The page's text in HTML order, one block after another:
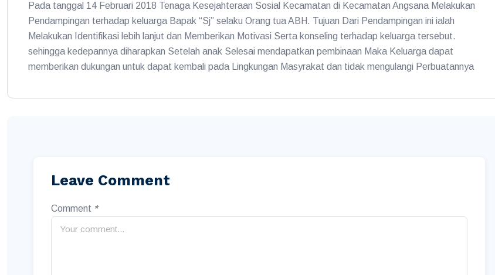
Pada tanggal 14 Februari 2018 Tenaga Kesejahteraan Sosial Kecamatan di Kecamatan Angsana Melakukan
Pendampingan terhadap keluarga Bapak “Sj” selaku Orang tua ABH. Tujuan Dari Pendampingan ini ialah
Melakukan Identifikasi lebih lanjut dan Memberikan Motivasi Serta konseling terhadap keluarga tersebut.
sehingga kedepannya diharapkan Setelah anak Selesai mendapatkan pembinaan Maka Keluarga dapat
memberikan dukungan untuk dapat kembali pada Lingkungan Masyrakat dan tidak mengulangi Perbuatannya
Leave Comment
Comment *